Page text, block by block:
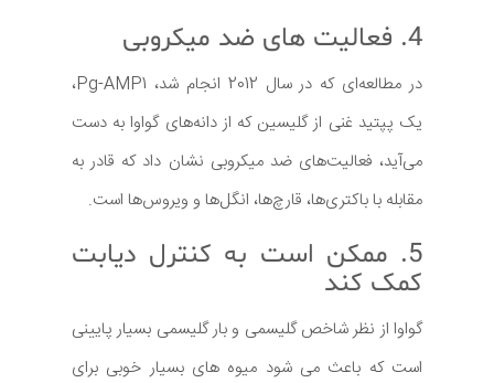
4. فعالیت های ضد میکروبی
در مطالعه‌ای که در سال 2012 انجام شد، Pg-AMP1،
یک پپتید غنی از گلیسین که از دانه‌های گواوا به دست
می‌آید، فعالیت‌های ضد میکروبی نشان داد که قادر به
مقابله با باکتری‌ها، قارچ‌ها، انگل‌ها و ویروس‌ها است.
5. ممکن است به کنترل دیابت
کمک کند
گواوا از نظر شاخص گلیسمی و بار گلیسمی بسیار پایینی
است که باعث می شود میوه های بسیار خوبی برای